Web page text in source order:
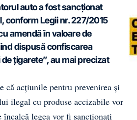
auto a fost sancționat
conform Legii nr. 227/2015
amendă în valoare de
dispusă confiscarea
țigarete”, au mai precizat
că acțiunile pentru prevenirea și
ilegal cu produse accizabile vor
încalcă legea vor fi sancționați